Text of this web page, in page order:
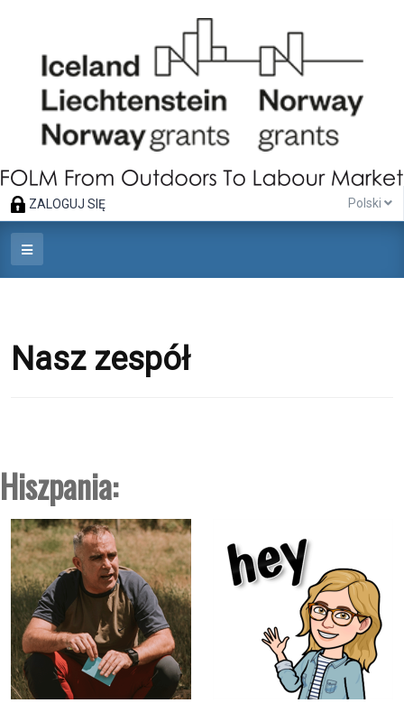
ZALOGUJ SIĘ Polski
Nasz zespół
Hiszpania: